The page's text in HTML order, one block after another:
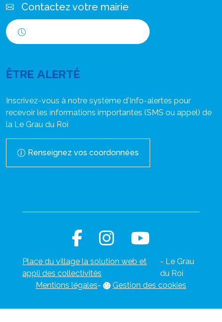
Contactez votre mairie
ÊTRE ALERTÉ
Inscrivez-vous à notre système d'Info-alertes pour
recevoir les informations importantes (SMS ou appel) de
la Le Grau du Roi
Renseignez vos coordonnées
Place du village la solution web et
appli des collectivités
- Le Grau
du Roi
Mentions légales- Gestion des cookies